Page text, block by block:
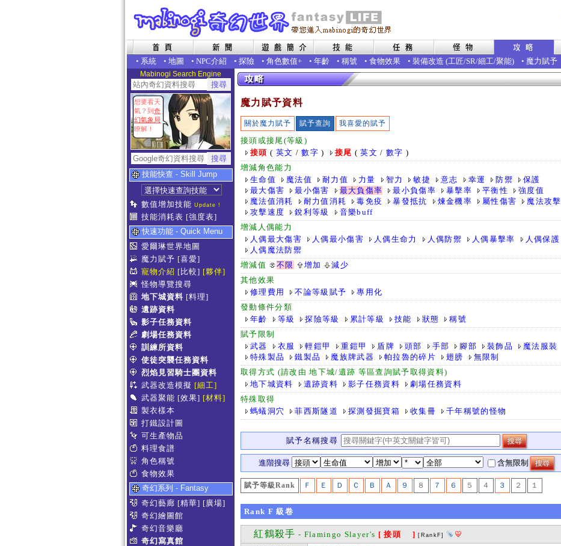
• 系統 • 地圖 • NPC介紹 • 探險 • 角色數值+ • 年齡 • 稱號 • 食物效果 • 裝備改造 (工匠/SR/細工/聚能) • 魔力賦予
Mabinogi Search Engine
想要看天
氣？到 奇
幻氣象局
瞭解！
技能快查 - Skill Jump
數值增加技能 Update !
技能消耗表 [強度表]
快速功能 - Quick Menu
愛爾琳世界地圖
魔力賦予 [喜愛]
寵物介紹 [比較] [夥伴]
怪物導覽搜尋
地下城資料 [料理]
遺跡資料
影子任務資料
劇場任務資料
訓練所資料
使徒突襲任務資料
烈焰見習騎士團資料
武器改造模擬 [細工]
武器聚能 [效果] [材料]
製衣樣本
打鐵設計圖
可生產物品
料理食譜
角色稱號
食物效果
奇幻系列 - Fantasy
奇幻藝廊 [精華] [廣場]
奇幻繪圖館
奇幻音樂廳
奇幻寫真館
魔力賦予資料
關於魔力賦予 賦予查詢 我喜愛的賦予
接頭或接尾(等級)
接頭 ( 英文 /數字 ) 接尾 (英文 /數字 )
增減角色能力
生命值
魔法值 耐力值 力量 智力 敏捷 意志 幸運 防禦
保護
最大傷害
最小傷害 最大負傷率 最小負傷率 暴擊率 平衡性
強度值
魔法值消耗
耐力值消耗 毒免疫 暴發抵抗 煉金機率 屬性傷害
魔法攻擊
攻擊速度
銳利等級
音樂buff
增減人偶能力
人偶最大傷害
人偶最小傷害 人偶生命力 人偶防禦 人偶暴擊率
人偶保護
人偶魔法防禦
增減值
不限 增加
減少
其他效果
修理費用
不論等級賦予
專用化
發動條件分類
年齡
等級 探險等級 累計等級 技能 狀態
稱號
賦予限制
武器
衣服 輕鎧甲 重鎧甲 盾牌 頭部 手部 腳部 裝飾品
魔法服裝
特殊製品
鐵製品 魔族牌武器 帕拉魯的碎片 翅膀
無限制
取得方式 (請改由 地下城/遺跡 等區查詢賦予取得資料)
地下城資料
遺跡資料 影子任務資料
劇場任務資料
特殊取得
螞蟻洞穴
菲西斯隧道 探測發掘寶箱 收集冊 千年稱號的怪物
賦予名稱搜尋
進階搜尋 含無限制
賦予等級Rank Ｆ Ｅ Ｄ Ｃ Ｂ Ａ ９ ８ ７ ６ ５ ４ ３ ２ １
Rank F 級卷
紅鶴殺手 - Flamingo Slayer's [ 接頭 ] [RankF]